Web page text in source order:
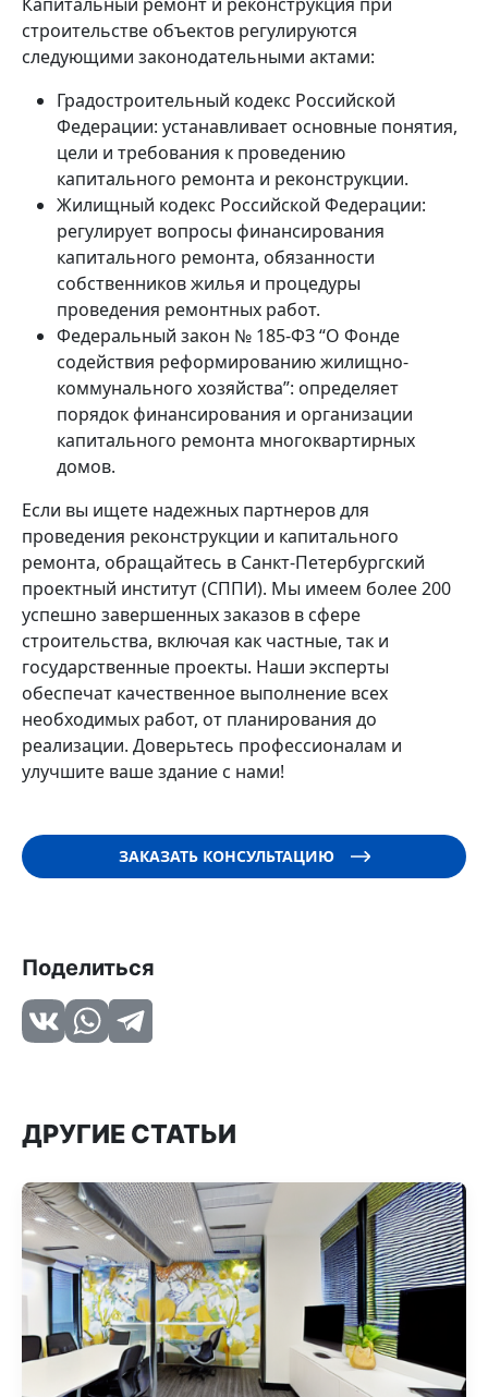
строительстве объектов регулируются
следующими законодательными актами:
Градостроительный кодекс Российской
Федерации: устанавливает основные понятия,
цели и требования к проведению
капитального ремонта и реконструкции.
Жилищный кодекс Российской Федерации:
регулирует вопросы финансирования
капитального ремонта, обязанности
собственников жилья и процедуры
проведения ремонтных работ.
Федеральный закон № 185-ФЗ “О Фонде
содействия реформированию жилищно-
коммунального хозяйства”: определяет
порядок финансирования и организации
капитального ремонта многоквартирных
домов.
Если вы ищете надежных партнеров для
проведения реконструкции и капитального
ремонта, обращайтесь в Санкт-Петербургский
проектный институт (СППИ). Мы имеем более 200
успешно завершенных заказов в сфере
строительства, включая как частные, так и
государственные проекты. Наши эксперты
обеспечат качественное выполнение всех
необходимых работ, от планирования до
реализации. Доверьтесь профессионалам и
улучшите ваше здание с нами!
ЗАКАЗАТЬ КОНСУЛЬТАЦИЮ
Поделиться
ДРУГИЕ СТАТЬИ